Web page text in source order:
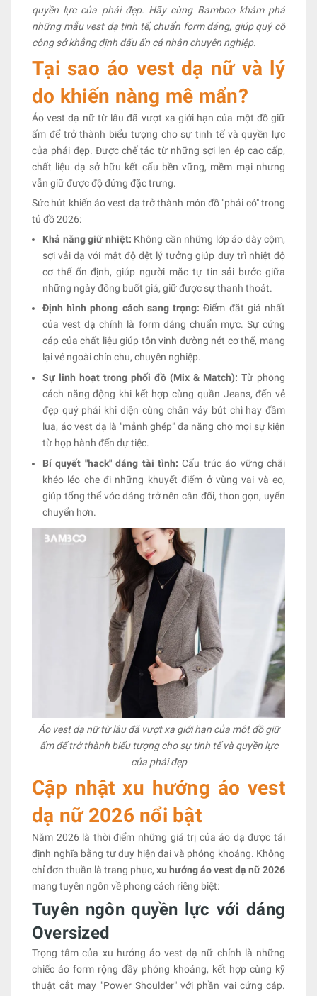
quyền lực của phái đẹp. Hãy cùng Bamboo khám phá
những mẫu vest dạ tinh tế, chuẩn form dáng, giúp quý cô
công sở khẳng định dấu ấn cá nhân chuyên nghiệp.
Tại sao áo vest dạ nữ và lý
do khiến nàng mê mẩn?
Áo vest dạ nữ từ lâu đã vượt xa giới hạn của một đồ giữ
ấm để trở thành biểu tượng cho sự tinh tế và quyền lực
của phái đẹp. Được chế tác từ những sợi len ép cao cấp,
chất liệu dạ sở hữu kết cấu bền vững, mềm mại nhưng
vẫn giữ được độ đứng đặc trưng.
Sức hút khiến áo vest dạ trở thành món đồ "phải có" trong
tủ đồ 2026:
Khả năng giữ nhiệt: Không cần những lớp áo dày cộm,
sợi vải dạ với mật độ dệt lý tưởng giúp duy trì nhiệt độ
cơ thể ổn định, giúp người mặc tự tin sải bước giữa
những ngày đông buốt giá, giữ được sự thanh thoát.
Định hình phong cách sang trọng:Điểm đắt giá nhất
của vest dạ chính là form dáng chuẩn mực. Sự cứng
cáp của chất liệu giúp tôn vinh đường nét cơ thể, mang
lại vẻ ngoài chỉn chu, chuyên nghiệp.
Sự linh hoạt trong phối đồ (Mix & Match): Từ phong
cách năng động khi kết hợp cùng quần Jeans, đến vẻ
đẹp quý phái khi diện cùng chân váy bút chì hay đầm
lụa, áo vest dạ là "mảnh ghép" đa năng cho mọi sự kiện
từ họp hành đến dự tiệc.
Bí quyết "hack" dáng tài tình:Cấu trúc áo vững chãi
khéo léo che đi những khuyết điểm ở vùng vai và eo,
giúp tổng thể vóc dáng trở nên cân đối, thon gọn, uyển
chuyển hơn.
Áo vest dạ nữ từ lâu đã vượt xa giới hạn của một đồ giữ
ấm để trở thành biểu tượng cho sự tinh tế và quyền lực
của phái đẹp
Cập nhật xu hướng áo vest
dạ nữ 2026 nổi bật
Năm 2026 là thời điểm những giá trị của áo dạ được tái
định nghĩa bằng tư duy hiện đại và phóng khoáng. Không
chỉ đơn thuần là trang phục, xu hướng áo vest dạ nữ 2026
mang tuyên ngôn về phong cách riêng biệt:
Tuyên ngôn quyền lực với dáng
Oversized
Trọng tâm của xu hướng áo vest dạ nữ chính là những
chiếc áo form rộng đầy phóng khoáng, kết hợp cùng kỹ
thuật cắt may "Power Shoulder" với phần vai cứng cáp.